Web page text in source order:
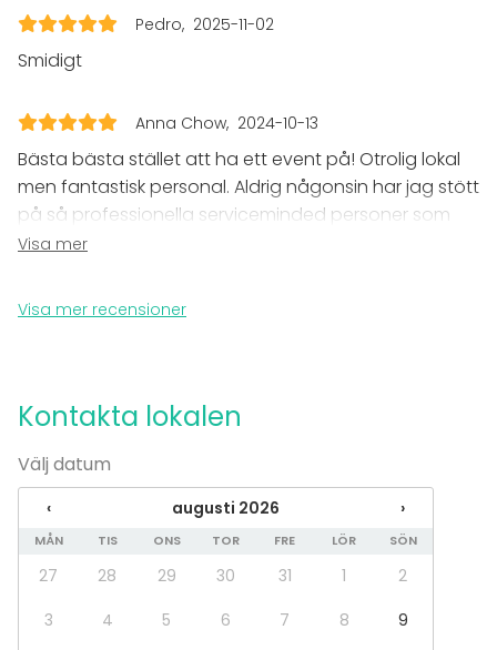
Whiteboard / Blädderblock
Anteckningsmaterial
Evenemang
Fest
Middag / Lunch
Möte
Konferens
Julbord / Julfest
Team building / Kick Off
Anpassningsbar lokal
Kafé
Industriell lokal
Festlokal
Konferenslokal
Tilläggsuppgifter om aktiviteter
Pedro 2025-11-02
Smidigt
Anna Chow 2024-10-13
Bästa bästa stället att ha ett event på! Otrolig lokal
men fantastisk personal. Aldrig någonsin har jag stött
på så professionella serviceminded personer som
här! Så tillmötesgående och gjorde verkligen allt för
Vi kommer alltid ha våra event här! Love!
Visa mer
Visa mer recensioner
Kontakta lokalen
Välj datum
‹ augusti 2026 ›
MÅN TIS ONS TOR FRE LÖR SÖN
27 28 29 30 31 1
2
3
4 5 6 7 8
9